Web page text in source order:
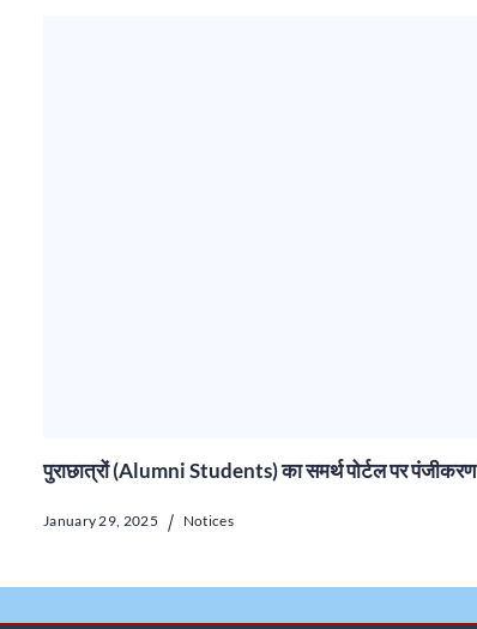
पुराछात्रों (Alumni Students) का समर्थ पोर्टल पर पंजीकरण
January 29, 2025 Notices